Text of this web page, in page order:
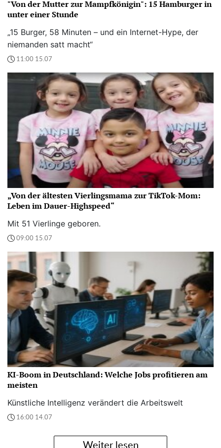
"Von der Mutter zur Mampfkönigin": 15 Hamburger in
unter einer Stunde
„15 Burger, 58 Minuten – und ein Internet-Hype, der
niemanden satt macht“
11:00 15.07
„Von der ältesten Vierlingsmama zur TikTok-Mom:
Leben im Dauer-Highspeed“
Mit 51 Vierlinge geboren.
09:00 15.07
KI-Boom in Deutschland: Welche Jobs profitieren am
meisten
Künstliche Intelligenz verändert die Arbeitswelt
16:00 14.07
Weiter lesen